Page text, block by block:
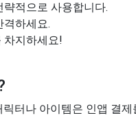
적으로 사용합니다.
격하세요.
차지하세요!
터나 아이템은 인앱 결